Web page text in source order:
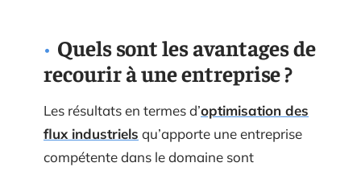
Quels sont les avantages de
recourir à une entreprise ?
Les résultats en termes d’optimisation des
flux industriels qu’apporte une entreprise
compétente dans le domaine sont